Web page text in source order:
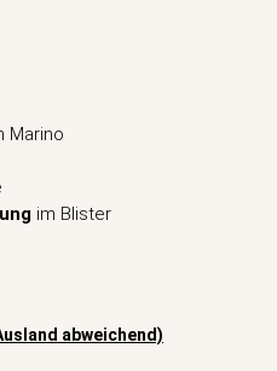
Marino
im Blister
abweichend)